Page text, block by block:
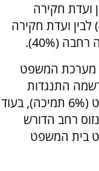
ועדת חקירה
ממלכתית בראשות שופט עליון (46%) לבין ועדת חקירה
(40%).
מערכת המשפט
התנגדות
כמעט מוחלטת לוועדה בראשות שופט (6% תמיכה), בעוד
רחב הדורש
בית המשפט